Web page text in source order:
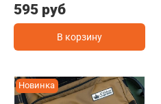
595 руб
В корзину
Новинка